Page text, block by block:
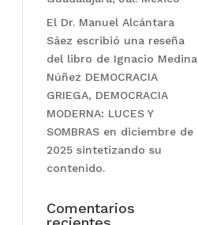
El Dr. Manuel Alcántara
Sáez escribió una reseña
del libro de Ignacio Medina
Núñez DEMOCRACIA
GRIEGA, DEMOCRACIA
MODERNA: LUCES Y
SOMBRAS en diciembre de
2025 sintetizando su
contenido.
Comentarios